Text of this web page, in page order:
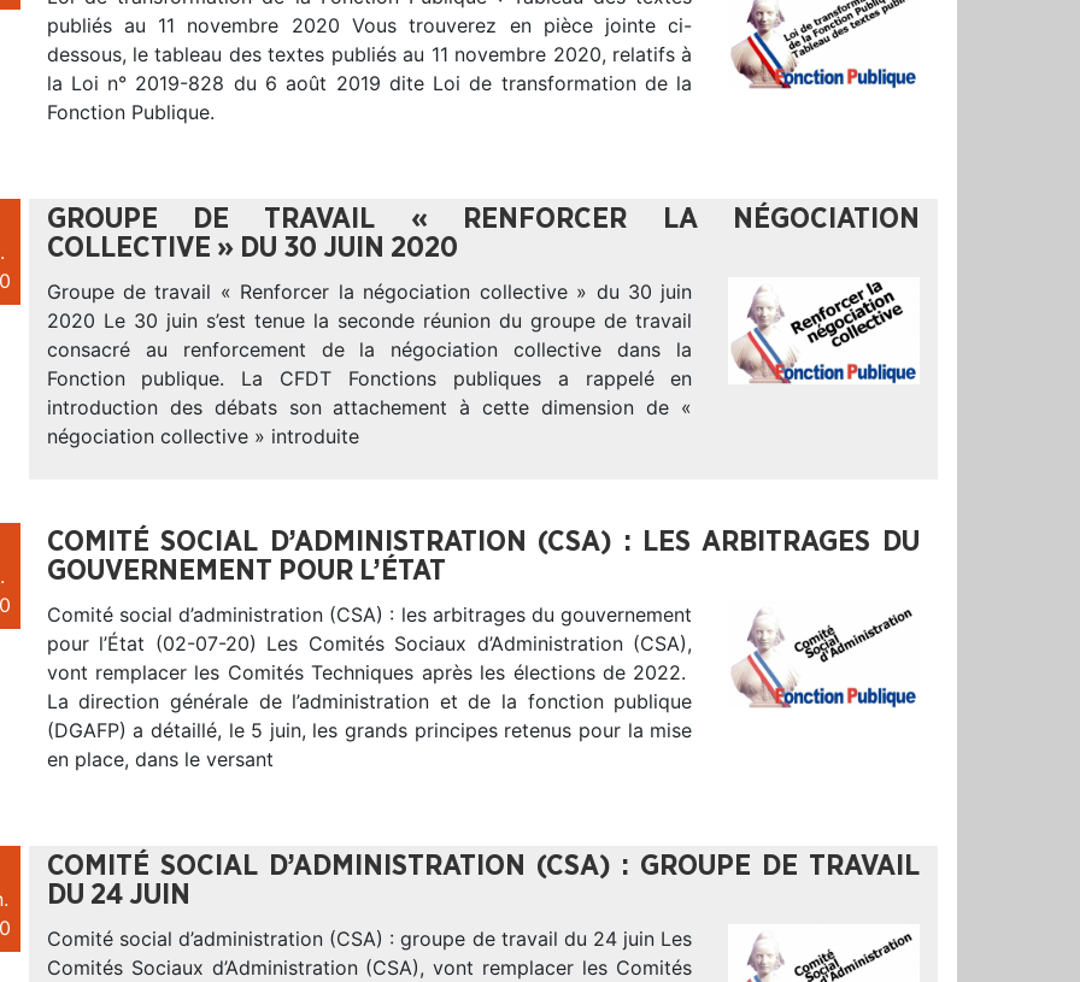
publiés au 11 novembre 2020 Vous trouverez en pièce jointe ci-
dessous, le tableau des textes publiés au 11 novembre 2020, relatifs à
la Loi n° 2019-828 du 6 août 2019 dite Loi de transformation de la
Fonction Publique.
GROUPE DE TRAVAIL « RENFORCER LA NÉGOCIATION
COLLECTIVE » DU 30 JUIN 2020
Groupe de travail « Renforcer la négociation collective » du 30 juin
2020 Le 30 juin s’est tenue la seconde réunion du groupe de travail
consacré au renforcement de la négociation collective dans la
Fonction publique. La CFDT Fonctions publiques a rappelé en
introduction des débats son attachement à cette dimension de «
négociation collective » introduite
COMITÉ SOCIAL D’ADMINISTRATION (CSA) : LES ARBITRAGES DU
GOUVERNEMENT POUR L’ÉTAT
Comité social d’administration (CSA) : les arbitrages du gouvernement
pour l’État (02-07-20) Les Comités Sociaux d’Administration (CSA),
vont remplacer les Comités Techniques après les élections de 2022.
La direction générale de l’administration et de la fonction publique
(DGAFP) a détaillé, le 5 juin, les grands principes retenus pour la mise
en place, dans le versant
COMITÉ SOCIAL D’ADMINISTRATION (CSA) : GROUPE DE TRAVAIL
DU 24 JUIN
Comité social d’administration (CSA) : groupe de travail du 24 juin Les
Comités Sociaux d’Administration (CSA), vont remplacer les Comités